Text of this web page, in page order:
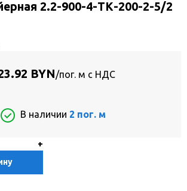
2.2-900-4-ТК-200-2-5/2
BYN/пог. м с НДС
В наличии 2 пог. м
+